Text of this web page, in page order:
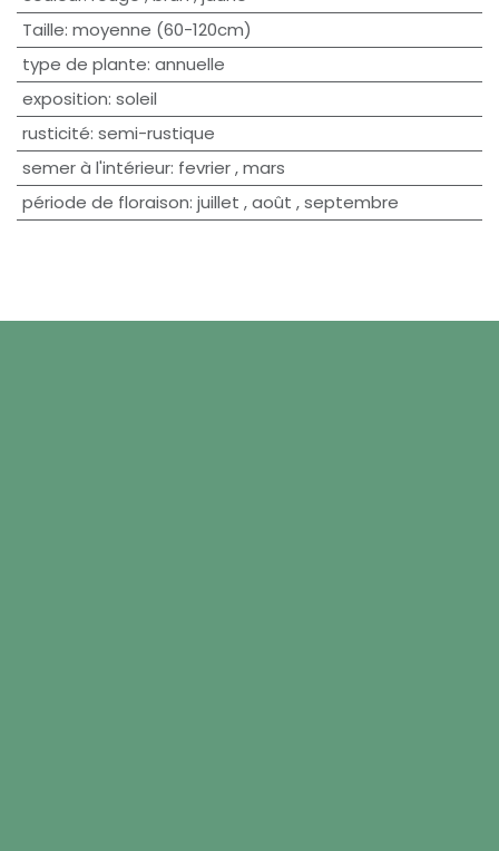
Taille: moyenne (60-120cm)
type de plante: annuelle
exposition: soleil
rusticité: semi-rustique
semer à l'intérieur: fevrier,mars
période de floraison: juillet ,août ,septembre